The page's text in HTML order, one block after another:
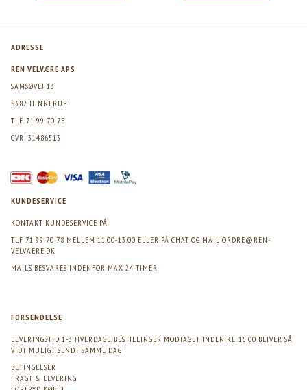
ADRESSE
REN VELVÆRE APS
SAMSØVEJ 13
8382 HINNERUP
TLF. 71 99 70 78
CVR: 31486513
KUNDESERVICE
KONTAKT KUNDESERVICE PÅ
TLF 71 99 70 78 MELLEM 11.00-13.00 ELLER PÅ CHAT OG MAIL ORDRE@REN-
VELVAERE.DK
MAILS BESVARES INDENFOR MAX 24 TIMER
FORSENDELSE
LEVERINGSTID 1-3 HVERDAGE. BESTILLINGER MODTAGET INDEN KL. 15.00 BLIVER SÅ
VIDT MULIGT SENDT SAMME DAG
BETINGELSER
FRAGT & LEVERING